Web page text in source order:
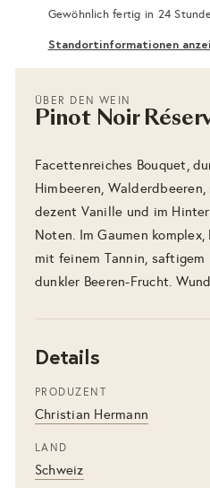
Gewöhnlich fertig in 24
Standortinformationen
ÜBER DEN WEIN
Pinot Noir
Facettenreiches Bouquet,
Himbeeren,
dezent Vanille und im
Noten. Im Gaumen
mit feinem Tannin,
dunkler Beeren-Frucht.
Details
PRODUZENT
Christian Hermann
LAND
Schweiz